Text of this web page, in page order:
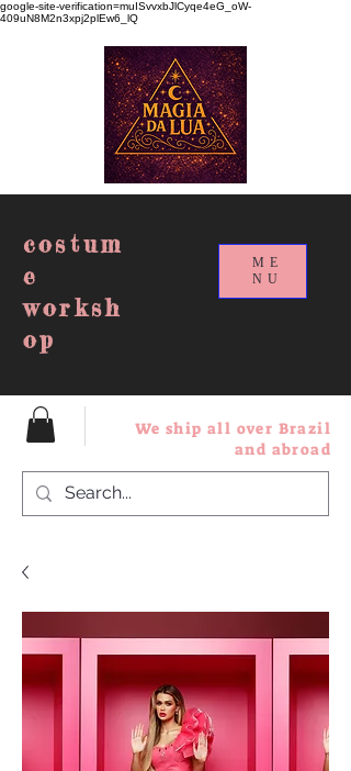
google-site-verification=muISvvxbJlCyqe4eG_oW-
409uN8M2n3xpj2plEw6_lQ
costum
e
worksh
op
ME
NU
We ship all over Brazil
and abroad